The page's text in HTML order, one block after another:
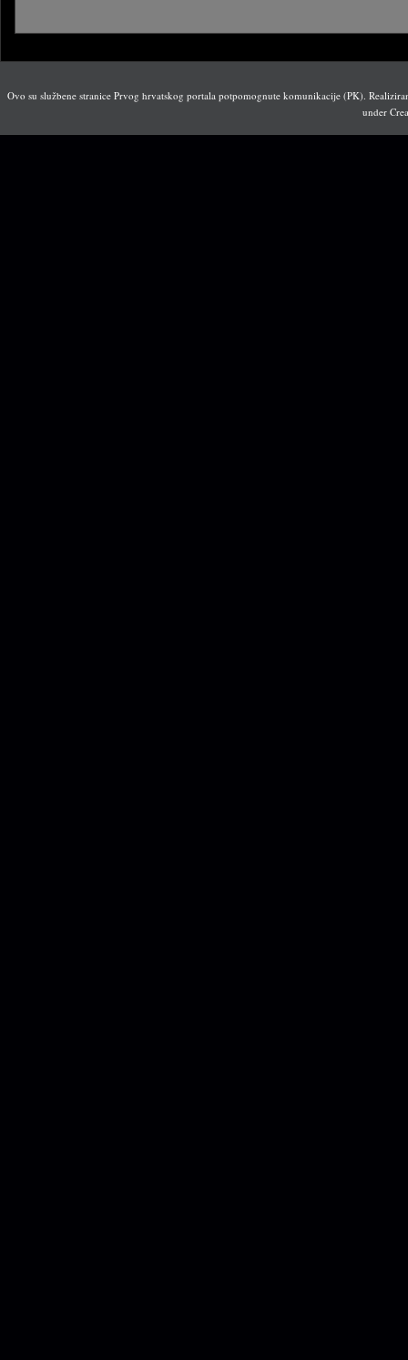
Ovo su službene stranice Prvog hrvatskog portala potpomognute komunikacije (PK).
under